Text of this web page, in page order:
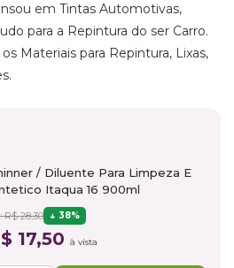
em Tintas Automotivas,
para a Repintura do ser Carro.
Materiais para Repintura, Lixas,
/ Diluente Para Limpeza E
Itaqua 16 900ml
R$ 28,30 38%
17,50 à vista